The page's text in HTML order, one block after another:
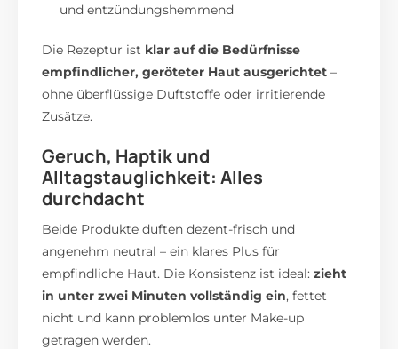
und entzündungshemmend
Die Rezeptur ist klar auf die Bedürfnisse
empfindlicher, geröteter Haut ausgerichtet –
ohne überflüssige Duftstoffe oder irritierende
Zusätze.
Geruch, Haptik und
Alltagstauglichkeit: Alles
durchdacht
Beide Produkte duften dezent-frisch und
angenehm neutral – ein klares Plus für
empfindliche Haut. Die Konsistenz ist ideal:zieht
in unter zwei Minuten vollständig ein, fettet
nicht und kann problemlos unter Make-up
getragen werden.